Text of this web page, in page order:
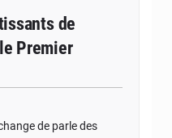
de
Premier
de parle des